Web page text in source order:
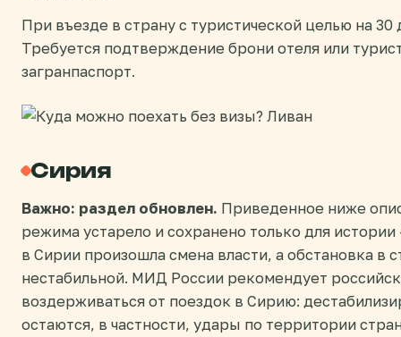
При въезде в страну с туристической целью на 30
Требуется подтверждение брони отеля или
загранпаспорт.
Сирия
Важно: раздел обновлен. Приведенное ниже
режима устарело и сохранено только для
в Сирии произошла смена власти, а обстановка в
нестабильной. МИД России рекомендует
воздерживаться от поездок в Сирию:
остаются, в частности, удары по территории